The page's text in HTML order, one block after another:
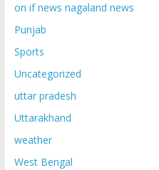
on if news nagaland news
Punjab
Sports
Uncategorized
uttar pradesh
Uttarakhand
weather
West Bengal